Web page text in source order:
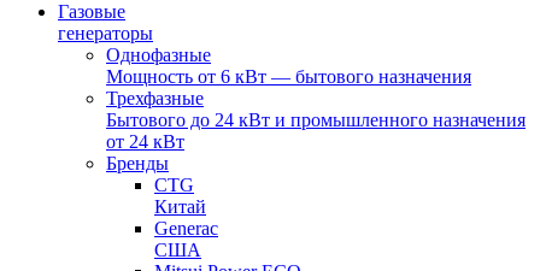
Газовые
генераторы
Однофазные
Мощность от 6 кВт — бытового назначения
Трехфазные
Бытового до 24 кВт и промышленного назначения
от 24 кВт
Бренды
CTG
Китай
Generac
США